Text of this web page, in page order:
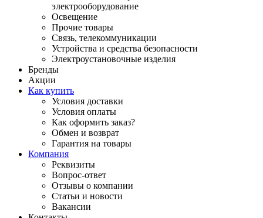
электрооборудование
Освещение
Прочие товары
Связь, телекоммуникации
Устройства и средства безопасности
Электроустановочные изделия
Бренды
Акции
Как купить
Условия доставки
Условия оплаты
Как оформить заказ?
Обмен и возврат
Гарантия на товары
Компания
Реквизиты
Вопрос-ответ
Отзывы о компании
Статьи и новости
Вакансии